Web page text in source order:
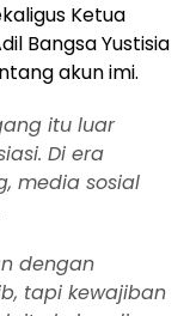
Ketua
Bangsa Yustisia
akun imi.
itu luar
Di era
media sosial
dengan
tapi kewajiban